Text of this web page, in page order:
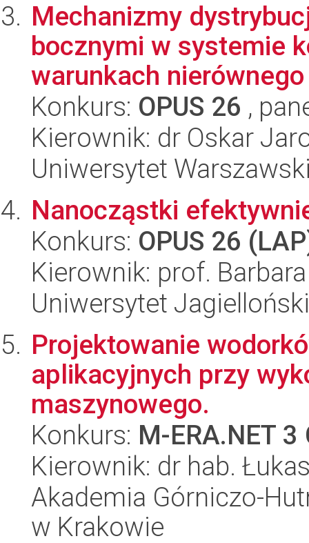
Mechanizmy
bocznymi w systemie
warunkach
Konkurs: OPUS 26 ,
Kierownik: dr Oskar
Uniwersytet
Nanocząstki
Konkurs: OPUS 26
Kierownik: prof.
Uniwersytet
Projektowanie
aplikacyjnych przy
maszynowego.
Konkurs: M-ERA.NET
Kierownik: dr hab.
Akademia Górniczo-
w Krakowie